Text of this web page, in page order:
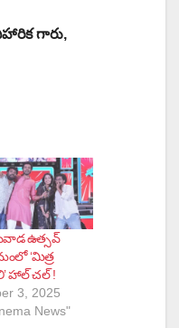
గారు,
ఉత్సవ్
‘మిత్ర
హాల్ చల్ !
3, 2025
News"